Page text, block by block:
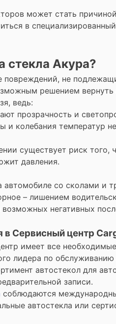
может стать
в
стекла Акура?
повреждений, не
решением
ведь:
прозрачность и
и колебания температур
существует риск того,
давления.
со сколами и
– лишением
негативных
в Сервисный центр
имеет все
лидера по
автостекол для
записи.
соблюдаются
автостекла или